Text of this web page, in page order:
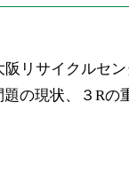
リサイクルセ
の現状、３R